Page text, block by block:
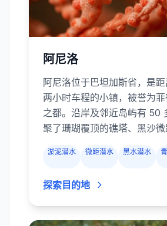
阿尼洛
阿尼洛位于巴坦加斯省，是
两小时车程的小镇，被誉为
之都。沿岸及邻近岛屿有 50
聚了珊瑚覆顶的礁塔、黑沙
在 Secret Bay 与阿尼洛码头
海龙、蛙鱼及数十种海蛞蝓。
Twin Rocks 和 Cathedral 被
盖，礁鱼成群；较深的
淤泥潜水 微距潜水 黑水潜水
探索目的地